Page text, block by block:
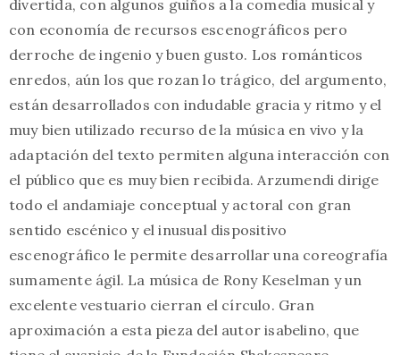
divertida, con algunos guiños a la comedia musical y
con economía de recursos escenográficos pero
derroche de ingenio y buen gusto. Los románticos
enredos, aún los que rozan lo trágico, del argumento,
están desarrollados con indudable gracia y ritmo y el
muy bien utilizado recurso de la música en vivo y la
adaptación del texto permiten alguna interacción con
el público que es muy bien recibida. Arzumendi dirige
todo el andamiaje conceptual y actoral con gran
sentido escénico y el inusual dispositivo
escenográfico le permite desarrollar una coreografía
sumamente ágil. La música de Rony Keselman y un
excelente vestuario cierran el círculo. Gran
aproximación a esta pieza del autor isabelino, que